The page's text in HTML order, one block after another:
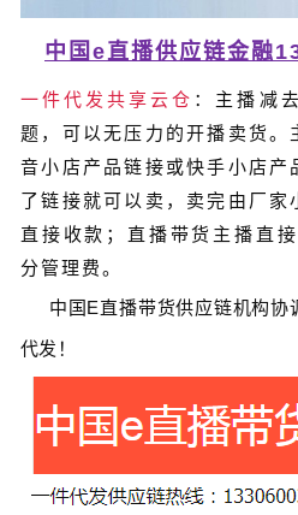
中国e直播供应链金融
一件代发共享云仓 ：主播减
题，可以无压力的开播卖货。
音小店产品链接或快手小店产
了链接就可以卖，卖完由厂家
直接收款；直播带货主播直
分管理费。
中国E直播带货供应链机构协
代发！